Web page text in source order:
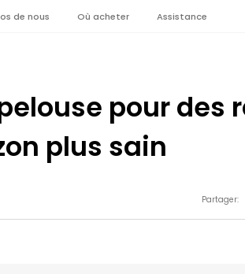
de nous Où acheter Assistance
pour des
plus sain
Partager: